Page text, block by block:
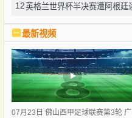
12
最新视频
07月23日 佛山西甲足球联赛第3轮 广